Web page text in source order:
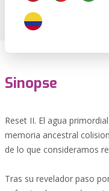
Sinopse
Reset II. El agua
memoria ancestral
de lo que consideramos
Tras su revelador paso